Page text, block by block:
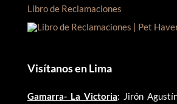
Libro de Reclamaciones
Visítanos en Lima
Gamarra- La Victoria: Jirón